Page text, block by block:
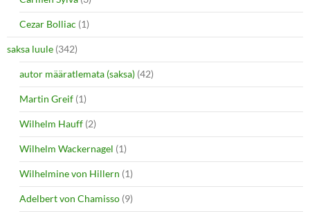
Cezar Bolliac (1)
saksa luule (342)
autor määratlemata (saksa) (42)
Martin Greif (1)
Wilhelm Hauff (2)
Wilhelm Wackernagel (1)
Wilhelmine von Hillern (1)
Adelbert von Chamisso (9)